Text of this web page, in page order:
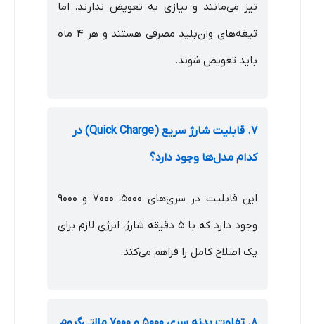
تیز می‌مانند و نیازی به تعویض ندارند. اما
تیغه‌های وان‌بلید مصرفی هستند و هر ۴ ماه
باید تعویض شوند.
۷. قابلیت شارژ سریع (Quick Charge) در
کدام مدل‌ها وجود دارد؟
این قابلیت در سری‌های ۵۰۰۰، ۷۰۰۰ و ۹۰۰۰
وجود دارد که با ۵ دقیقه شارژ، انرژی لازم برای
یک اصلاح کامل را فراهم می‌کند.